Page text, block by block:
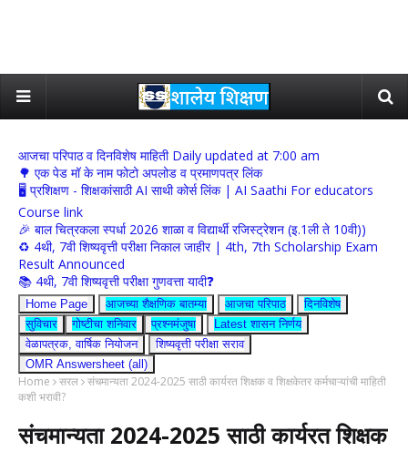
आजचा परिपाठ व दिनविशेष माहिती Daily updated at 7:00 am
🌳 एक पेड मॉ के नाम फोटो अपलोड व प्रमाणपत्र लिंक
🖥 प्रशिक्षण - शिक्षकांसाठी AI साथी कोर्स लिंक | AI Saathi For educators
Course link
🎉 बाल चित्रकला स्पर्धा 2026 शाळा व विद्यार्थी रजिस्ट्रेशन (इ.1ली ते 10वी))
♻️ 4थी, 7वी शिष्यवृत्ती परीक्षा निकाल जाहीर | 4th, 7th Scholarship Exam
Result Announced
📚 4थी, 7वी शिष्यवृत्ती परीक्षा गुणवत्ता यादी❓
Home Page आजच्या शैक्षणिक बातम्या आजचा परिपाठ
दिनविशेष
सुविचार
गोष्टीचा शनिवार प्रश्नमंजुषा
Latest शासन निर्णय
वेळापत्रक, वार्षिक नियोजन
शिष्यवृत्ती परीक्षा सराव
OMR Answersheet (all)
Home सरल संचमान्यता 2024-2025 साठी कार्यरत शिक्षक व शिक्षकेतर कर्मचाऱ्यांची माहिती
कशी भरावी?
संचमान्यता 2024-2025 साठी कार्यरत शिक्षक